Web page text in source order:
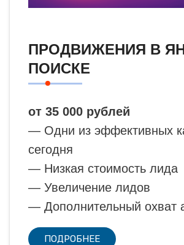
ПРОДВИЖЕНИЯ В
ПОИСКЕ
от 35 000 рублей
— Одни из эффективных
сегодня
— Низкая стоимость лида
— Увеличение лидов
— Дополнительный охват
ПОДРОБНЕЕ